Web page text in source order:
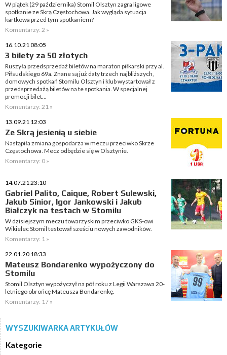
W piątek (29 października) Stomil Olsztyn zagra ligowe
spotkanie ze Skrą Częstochowa. Jak wygląda sytuacja
kartkowa przed tym spotkaniem?
Komentarzy: 2 »
16.10.21 08:05
3 bilety za 50 złotych
Ruszyła przedsprzedaż biletów na maraton piłkarski przy al.
Piłsudskiego 69a. Znane są już daty trzech najbliższych,
domowych spotkań Stomilu Olsztyn i klub wystartował z
przedsprzedażą biletów na te spotkania. W specjalnej
promocji bilet...
Komentarzy: 21 »
13.09.21 12:03
Ze Skrą jesienią u siebie
Nastąpiła zmiana gospodarza w meczu przeciwko Skrze
Częstochowa. Mecz odbędzie się w Olsztynie.
Komentarzy: 0 »
14.07.21 23:10
Gabriel Palito, Caique, Robert Sulewski,
Jakub Sinior, Igor Jankowski i Jakub
Białczyk na testach w Stomilu
W dzisiejszym meczu towarzyskim przeciwko GKS-owi
Wikielec Stomil testował sześciu nowych zawodników.
Komentarzy: 1 »
22.01.20 18:33
Mateusz Bondarenko wypożyczony do
Stomilu
Stomil Olsztyn wypożyczył na pół roku z Legii Warszawa 20-
letniego obrońcę Mateusza Bondarenkę.
Komentarzy: 17 »
WYSZUKIWARKA ARTYKUŁÓW
Kategorie